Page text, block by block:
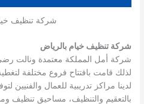
شركة تنظيف
شركة تنظيف خيام بالرياض
شركة أمل المملكة معتمدة ونالت
لذلك قامت بافتتاح فروع مختلفة
لدينا مراكز تدريبية للعمال والفنيين
بالتعقيم والتنظيف، مساحيق تنظيف